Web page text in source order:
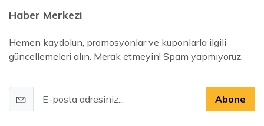
Haber Merkezi
Hemen kaydolun, promosyonlar ve kuponlarla ilgili
güncellemeleri alın. Merak etmeyin! Spam yapmıyoruz.
Abone